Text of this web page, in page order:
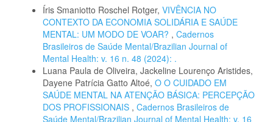
Íris Smaniotto Roschel Rotger, VIVÊNCIA NO
CONTEXTO DA ECONOMIA SOLIDÁRIA E SAÚDE
MENTAL: UM MODO DE VOAR? , Cadernos
Brasileiros de Saúde Mental/Brazilian Journal of
Mental Health: v. 16 n. 48 (2024): .
Luana Paula de Oliveira, Jackeline Lourenço Aristides,
Dayene Patrícia Gatto Altoé, O O CUIDADO EM
SAÚDE MENTAL NA ATENÇÃO BÁSICA: PERCEPÇÃO
DOS PROFISSIONAIS , Cadernos Brasileiros de
Saúde Mental/Brazilian Journal of Mental Health: v. 16